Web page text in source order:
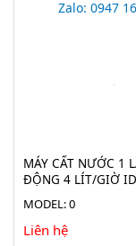
Zalo: 0947
MÁY CẤT NƯỚC 1
ĐỘNG 4 LÍT/GIỜ
MODEL: 0
Liên hệ